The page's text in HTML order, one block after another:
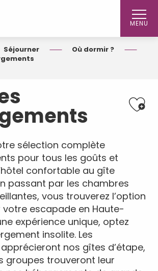
MENU
Séjourner
Où dormir ?
sélection complète
pour tous les goûts et
confortable au gîte
passant par les chambres
vous trouverez l’option
escapade en Haute-
expérience unique, optez
insolite. Les
nos gîtes d’étape,
groupes trouveront leur